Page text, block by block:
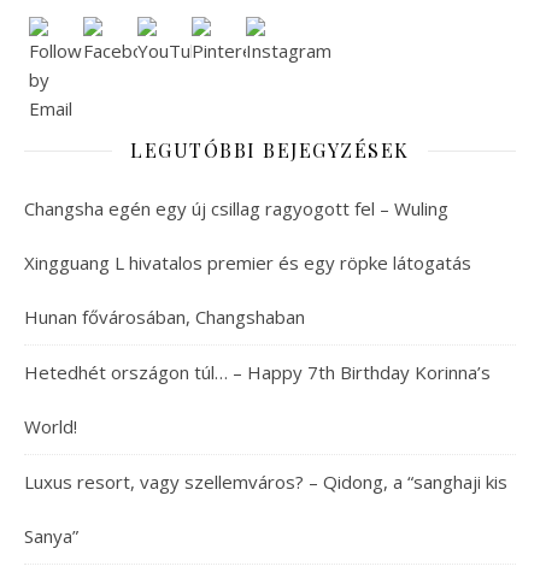
LEGUTÓBBI BEJEGYZÉSEK
Changsha egén egy új csillag ragyogott fel – Wuling
Xingguang L hivatalos premier és egy röpke látogatás
Hunan fővárosában, Changshaban
Hetedhét országon túl… – Happy 7th Birthday Korinna’s
World!
Luxus resort, vagy szellemváros? – Qidong, a “sanghaji kis
Sanya”